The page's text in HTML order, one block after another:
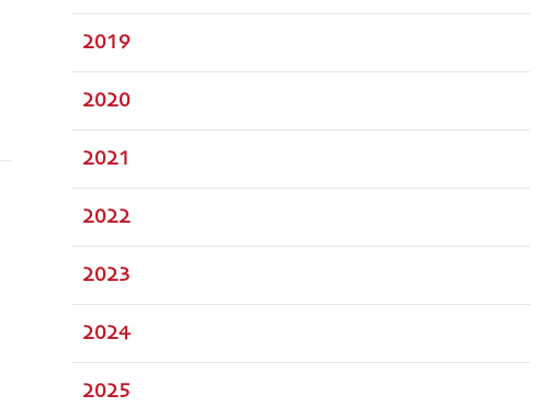
2019
2020
2021
2022
2023
2024
2025